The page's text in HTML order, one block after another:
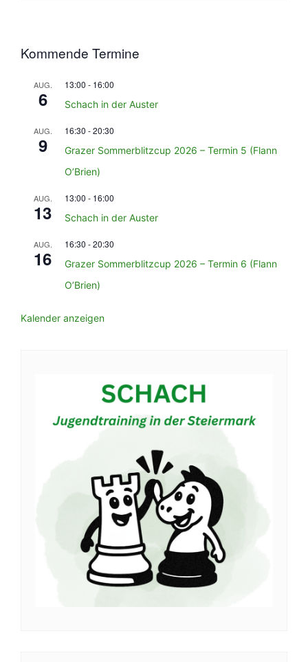
Kommende Termine
AUG.
6
13:00 - 16:00
Schach in der Auster
AUG.
9
16:30 -20:30
Grazer Sommerblitzcup 2026 – Termin 5 (Flann
O’Brien)
AUG.
13
13:00 - 16:00
Schach in der Auster
AUG.
16
16:30 -20:30
Grazer Sommerblitzcup 2026 – Termin 6 (Flann
O’Brien)
Kalender anzeigen